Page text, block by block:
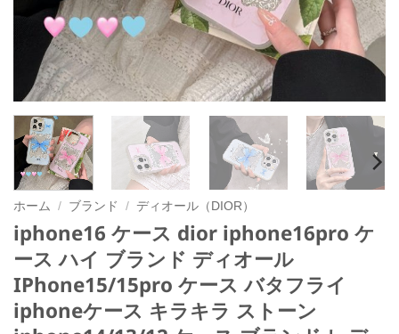
ホーム / ブランド / ディオール（DIOR）
iphone16 ケース dior iphone16pro ケ
ース ハイ ブランド ディオール
IPhone15/15pro ケース バタフライ
iphoneケース キラキラ ストーン